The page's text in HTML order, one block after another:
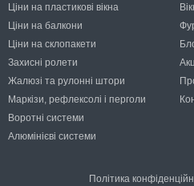
Ціни на пластикові вікна
Ціни на балкони
Ціни на склопакети
Захисні ролети
Жалюзі та рулонні штори
Маркізи, рефлексолі і перголи
Воротні системи
Алюмінієві системи
Політика